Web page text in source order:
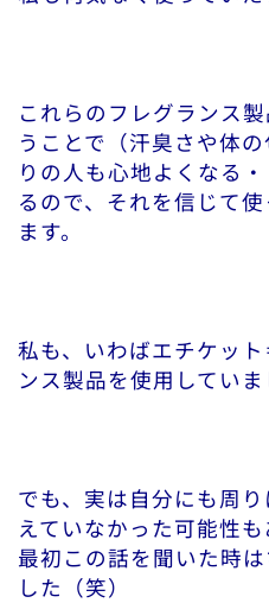
これらのフレグランス
うことで（汗臭さや体
りの人も心地よくなる
るので、それを信じて
ます。
私も、いわばエチケッ
ンス製品を使用していま
でも、実は自分にも周
えていなかった可能性も
最初この話を聞いた時
した（笑）